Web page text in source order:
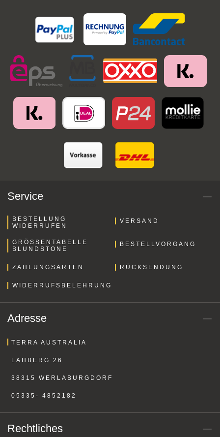
Service
BESTELLUNG
WIDERRUFEN
VERSAND
GRÖSSENTABELLE B
LUNDSTONE
BESTELLVORGANG
ZAHLUNGSARTEN RÜCKSENDUNG
WIDERRUFSBELEHRUNG
Adresse
TERRA AUSTRALIA
LAHBERG 26
38315 WERLABURGDORF
05335- 4852182
Rechtliches